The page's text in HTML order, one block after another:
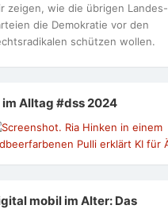
zeigen, wie die übrigen Landes-
die Demokratie vor den
schützen wollen.
im Alltag #dss 2024
mobil im Alter: Das